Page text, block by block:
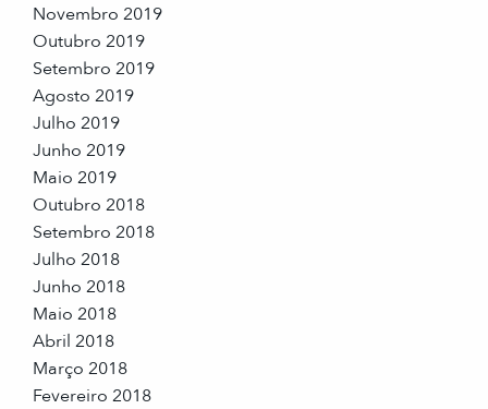
Novembro 2019
Outubro 2019
Setembro 2019
Agosto 2019
Julho 2019
Junho 2019
Maio 2019
Outubro 2018
Setembro 2018
Julho 2018
Junho 2018
Maio 2018
Abril 2018
Março 2018
Fevereiro 2018